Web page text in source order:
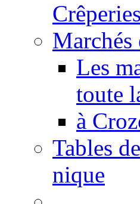
Crêperies
Marchés
Les
toute
à
Tables
nique